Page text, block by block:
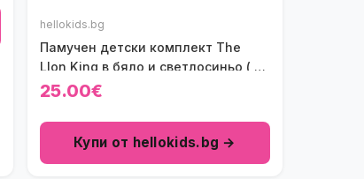
hellokids.bg
Памучен детски комплект The
LIon King в бяло и светлосиньо ( 3
части )
25.00€
Купи от hellokids.bg →